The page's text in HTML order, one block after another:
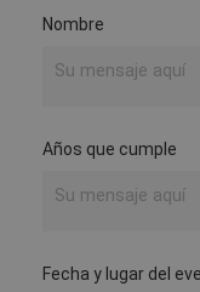
Nombre
Años que cumple
Fecha y lugar del